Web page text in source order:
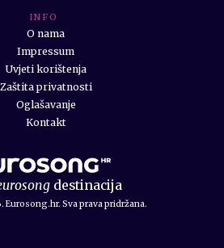
destinacija
Eurosong.hr. Sva prava pridržana.
I N F O
O nama
Impressum
Uvjeti korištenja
Zaštita privatnosti
Oglašavanje
Kontakt